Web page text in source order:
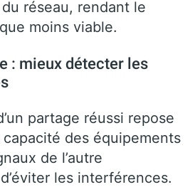
réseau, rendant le
moins viable.
: mieux détecter les
partage réussi repose
des équipements
de l’autre
les interférences.